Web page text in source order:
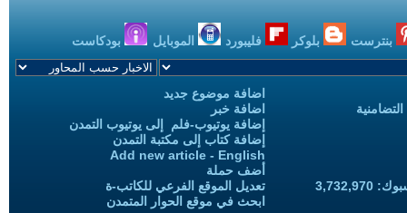
بنترست بلوكر فليبورد الموبايل بودكاست
اضافة موضوع جديد
اضافة خبر
إضافة يوتيوب-فلم إلى يوتيوب التمدن
إضافة كتاب إلى مكتبة التمدن
Add new article - English
أضف حملة
تعديل الموقع الفرعي للكاتب-ة
ابحث في موقع الحوار المتمدن